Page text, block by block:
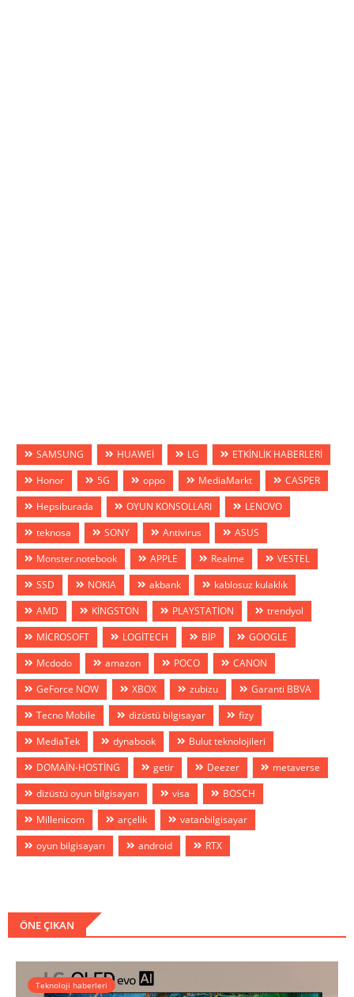
SAMSUNG HUAWEİ LG
ETKİNLİK HABERLERİ
Honor
5G oppo MediaMarkt
CASPER
Hepsiburada
OYUN KONSOLLARI
LENOVO
teknosa
SONY Antivirus
ASUS
Monster.notebook
APPLE Realme
VESTEL
SSD
NOKIA akbank
kablosuz kulaklık
AMD
KİNGSTON PLAYSTATİON
trendyol
MİCROSOFT
LOGİTECH BİP
GOOGLE
Mcdodo
amazon POCO
CANON
GeForce NOW
XBOX zubizu
Garanti BBVA
Tecno Mobile
dizüstü bilgisayar
fizy
MediaTek
dynabook
Bulut teknolojileri
DOMAİN-HOSTİNG
getir Deezer
metaverse
dizüstü oyun bilgisayarı
visa
BOSCH
Millenicom
arçelik
vatanbilgisayar
oyun bilgisayarı
android RTX
ÖNE ÇIKAN
Teknoloji haberleri